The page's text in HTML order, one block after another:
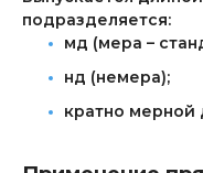
подразделяется:
мд (мера –
нд (немера);
кратно мерной